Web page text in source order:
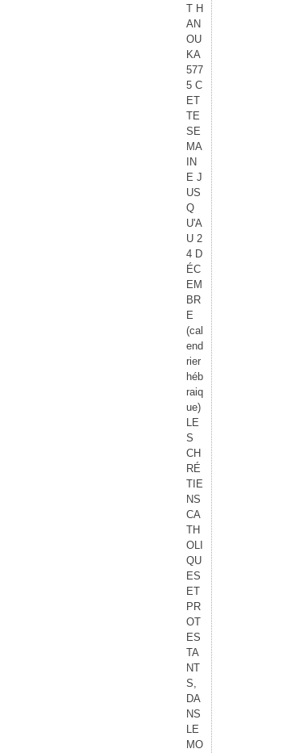
T H
AN
OU
KA
577
5 C
ET
TE
SE
MA
IN
E J
US
Q
U'A
U 2
4 D
ÉC
EM
BR
E
(cal
end
rier
héb
raiq
ue)
LE
S
CH
RÉ
TIE
NS
CA
TH
OLI
QU
ES
ET
PR
OT
ES
TA
NT
S,
DA
NS
LE
MO